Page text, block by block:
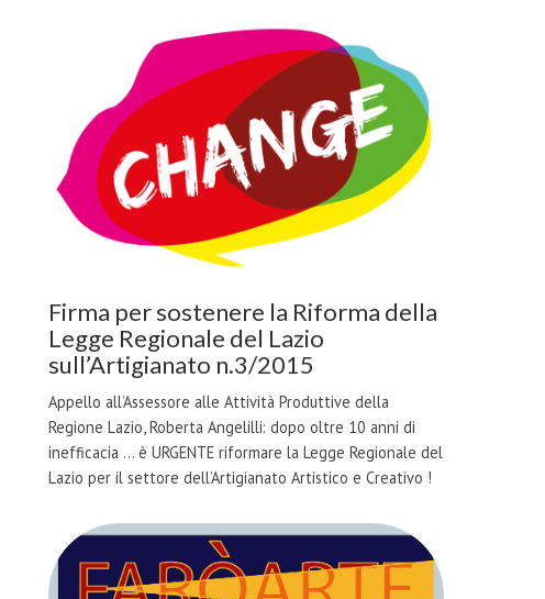
Firma per sostenere la Riforma della
Legge Regionale del Lazio
sull’Artigianato n.3/2015
Appello all’Assessore alle Attività Produttive della
Regione Lazio, Roberta Angelilli: dopo oltre 10 anni di
inefficacia ... è URGENTE riformare la Legge Regionale del
Lazio per il settore dell’Artigianato Artistico e Creativo !